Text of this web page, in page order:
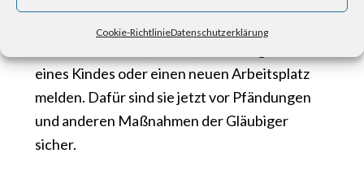
Cookie-RichtlinieDatenschutzerklärung
Änderungen wie zum Beispiel
eines Kindes oder einen neuen Arbeitsplatz
melden. Dafür sind sie jetzt vor Pfändungen
und anderen Maßnahmen der Gläubiger
sicher.